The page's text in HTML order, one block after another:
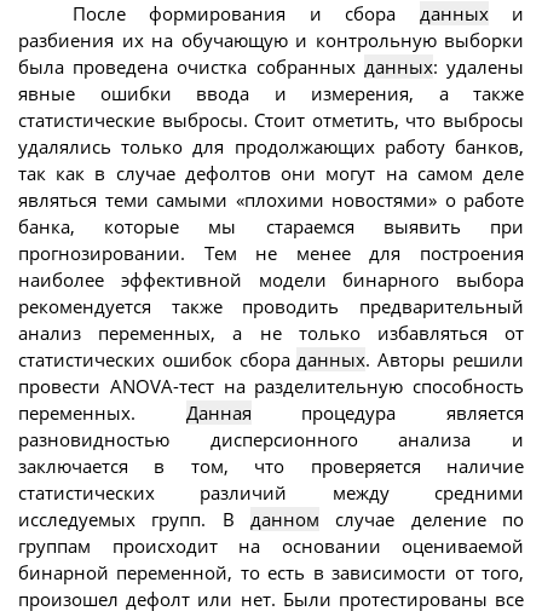
После формирования и сбора данныхи
разбиения их на обучающую и контрольную выборки
была проведена очистка собранных данных: удалены
явные ошибки ввода и измерения, а также
статистические выбросы. Стоит отметить, что выбросы
удалялись только для продолжающих работу банков,
так как в случае дефолтов они могут на самом деле
являться теми самыми «плохими новостями» о работе
банка, которые мы стараемся выявить при
прогнозировании. Тем не менее для построения
наиболее эффективной модели бинарного выбора
рекомендуется также проводить предварительный
анализ переменных, а не только избавляться от
статистических ошибок сбораданных. Авторы решили
провести ANOVA-тест на разделительную способность
переменных. Данная процедура является
разновидностью дисперсионного анализа и
заключается в том, что проверяется наличие
статистических различий между средними
исследуемых групп. В данном случае деление по
группам происходит на основании оцениваемой
бинарной переменной, то есть в зависимости от того,
произошел дефолт или нет. Были протестированы все